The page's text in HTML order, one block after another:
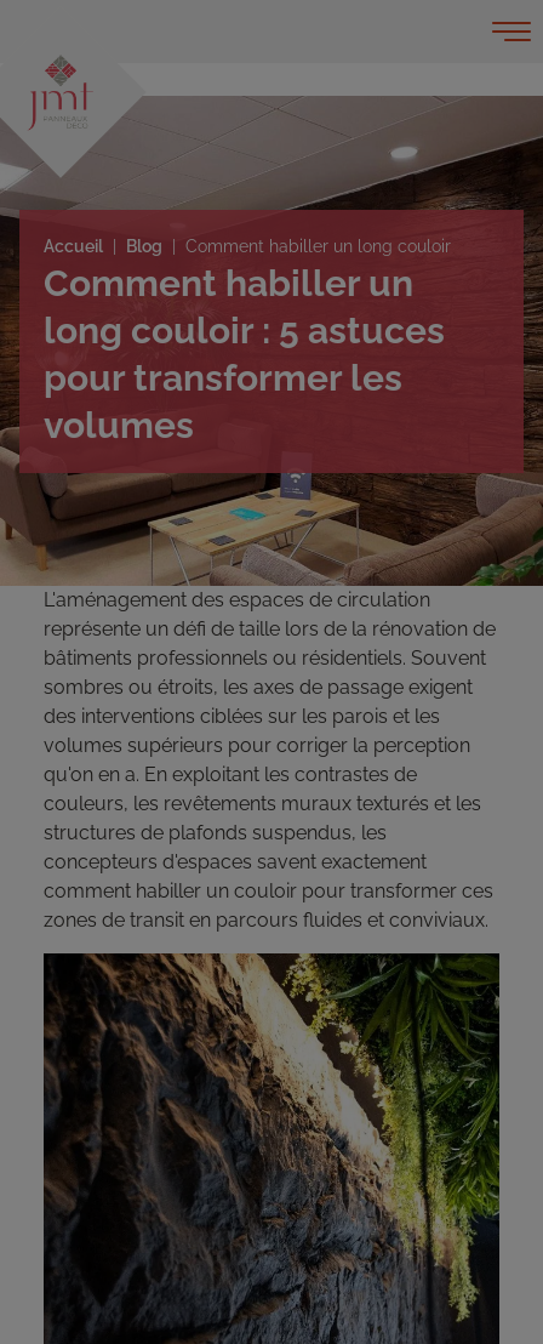
Accueil Blog Comment habiller un long couloir
Comment habiller un
long couloir : 5 astuces
pour transformer les
volumes
L'aménagement des espaces de circulation
représente un défi de taille lors de la rénovation de
bâtiments professionnels ou résidentiels. Souvent
sombres ou étroits, les axes de passage exigent
des interventions ciblées sur les parois et les
volumes supérieurs pour corriger la perception
qu'on en a. En exploitant les contrastes de
couleurs, les revêtements muraux texturés et les
structures de plafonds suspendus, les
concepteurs d'espaces savent exactement
comment habiller un couloir pour transformer ces
zones de transit en parcours fluides et conviviaux.